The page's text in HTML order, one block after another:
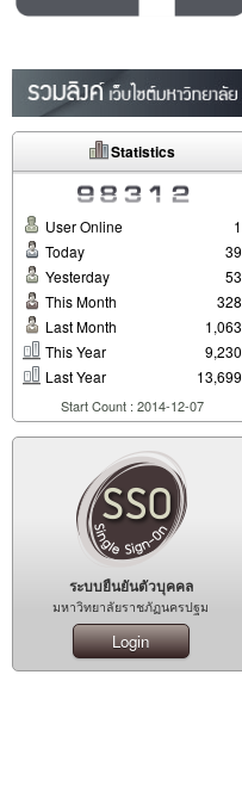
Statistics
User Online
1
Today
39
Yesterday
53
This Month
328
Last Month
1,063
This Year
9,230
Last Year
13,699
Start Count : 2014-12-07
ระบบยืนยันตัวบุคคล
มหาวิทยาลัยราชภัฏนครปฐม
Login